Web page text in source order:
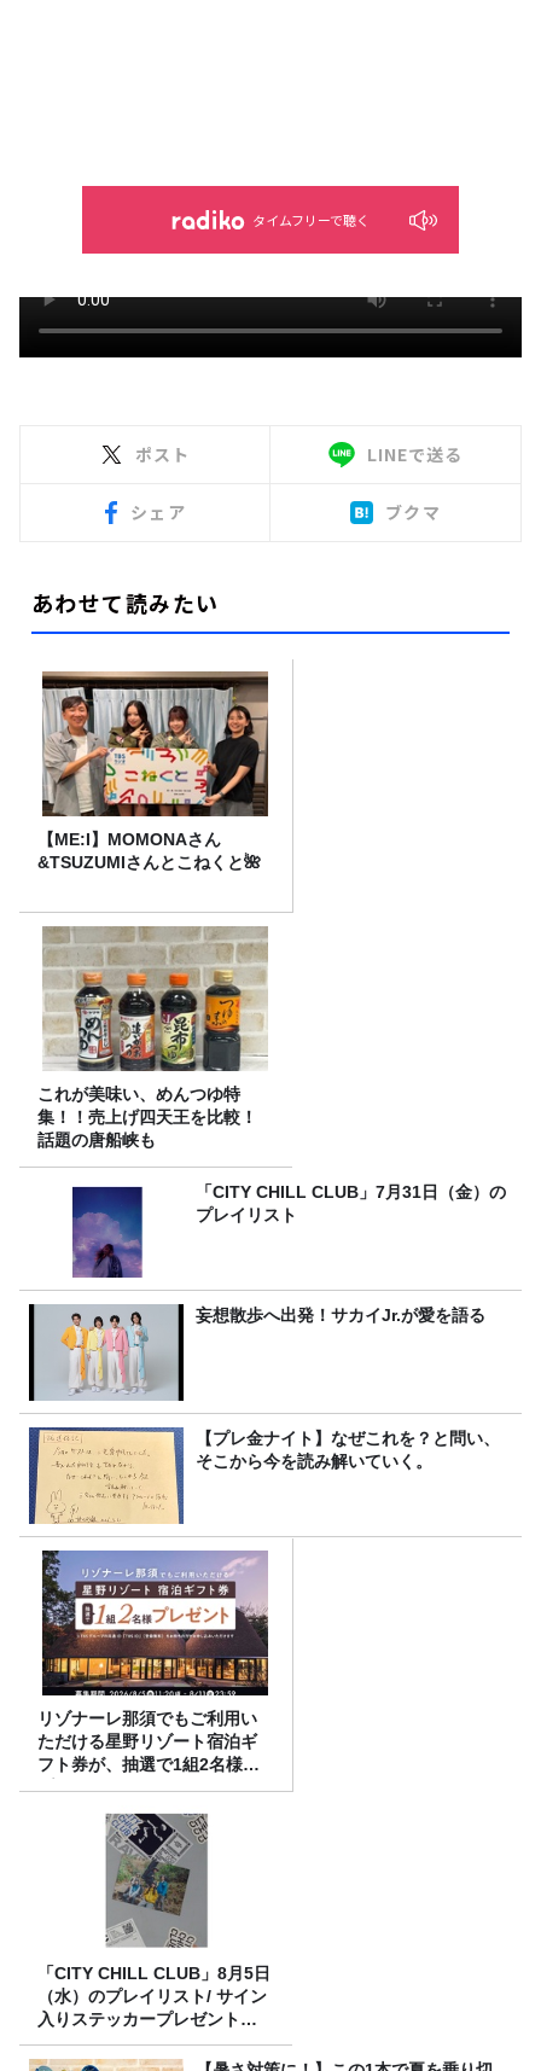
タイムフリーで聴く
ポスト LINEで送る
シェア ブクマ
あわせて読みたい
【ME:I】MOMONAさん
&TSUZUMIさんとこねくと🌺
これが美味い、めんつゆ特
集！！売上げ四天王を比較！
話題の唐船峡も
「CITY CHILL CLUB」7月31日（金）の
プレイリスト
妄想散歩へ出発！サカイJr.が愛を語る
【プレ金ナイト】なぜこれを？と問い、
そこから今を読み解いていく。
リゾナーレ那須でもご利用い
ただける星野リゾート宿泊ギ
フト券が、抽選で1組2名様に
プレゼント！
「CITY CHILL CLUB」8月5日
（水）のプレイリスト/ サイン
入りステッカープレゼント有
り